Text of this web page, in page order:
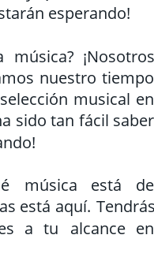
esperando!
música?
nuestro
selección musical
sido tan fácil
música está
está aquí.
a tu alcance